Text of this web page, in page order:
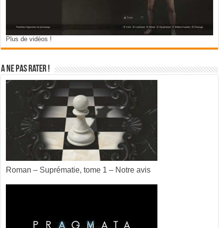
Plus de vidéos !
A ne pas rater !
Roman – Suprématie, tome 1 – Notre avis